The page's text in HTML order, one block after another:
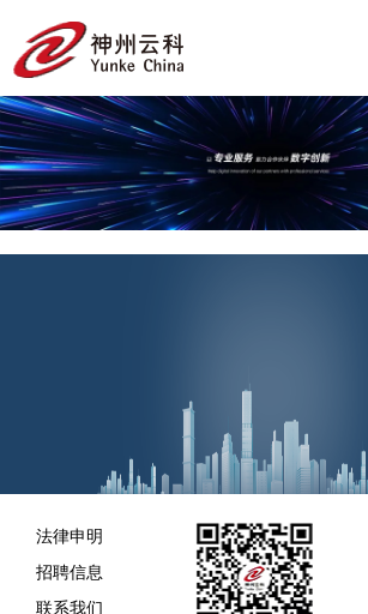
法律申明
招聘信息
联系我们